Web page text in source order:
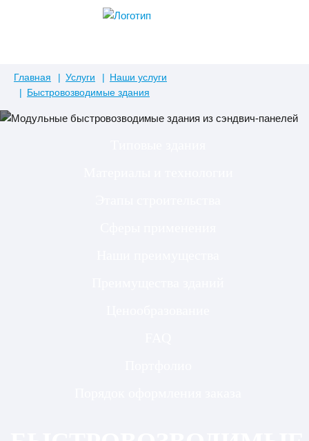
Главная Услуги
Наши услуги
Быстровозводимые здания